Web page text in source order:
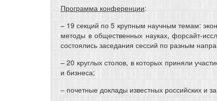
Программа конференции:
– 19 секций по 5 крупным научным темам:
методы в общественных науках, форсайт-
состоялись заседания сессий по разным
– 20 круглых столов, в которых приняли
и бизнеса;
– почетные доклады известных российских и